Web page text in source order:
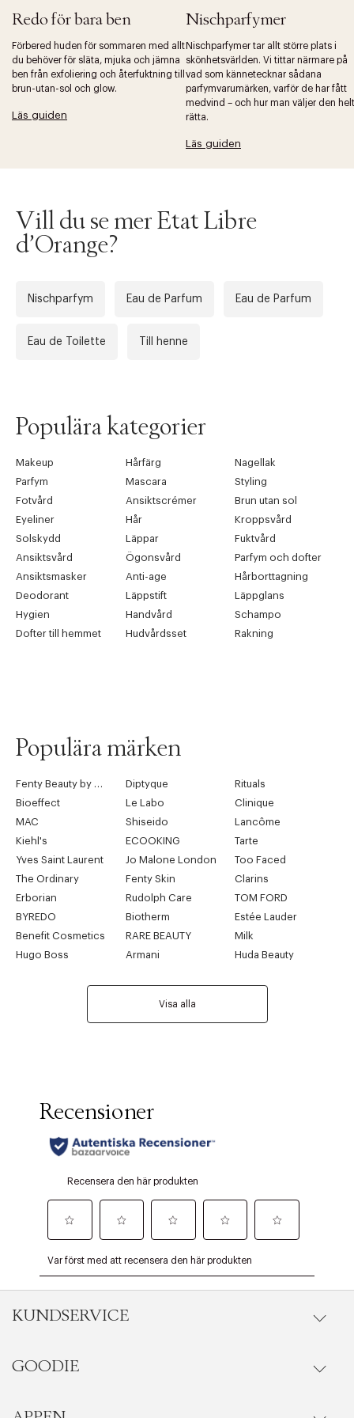
Redo för bara ben
Förbered huden för sommaren med allt
du behöver för släta, mjuka och jämna
ben från exfoliering och återfuktning till
brun-utan-sol och glow.
Läs guiden
Nischparfymer
Nischparfymer tar allt större plats i
skönhetsvärlden. Vi tittar närmare på
vad som kännetecknar sådana
parfymvarumärken, varför de har fått
medvind – och hur man väljer den helt
rätta.
Läs guiden
Tidigare
Vill du se mer Etat Libre
d’Orange?
Nischparfym Eau de Parfum Eau de Parfum
Eau de Toilette Till henne
Populära kategorier
Makeup Hårfärg
Nagellak
Parfym
Mascara
Styling
Fotvård
Ansiktscrémer
Brun utan sol
Eyeliner
Hår
Kroppsvård
Solskydd
Läppar
Fuktvård
Ansiktsvård
Ögonsvård
Parfym och dofter
Ansiktsmasker
Anti-age
Hårborttagning
Deodorant
Läppstift
Läppglans
Hygien
Handvård
Schampo
Dofter till hemmet
Hudvårdsset Rakning
Populära märken
Diptyque
Rituals
Bioeffect
Le Labo
Clinique
MAC
Shiseido
Lancôme
Kiehl's
ECOOKING
Tarte
Yves Saint Laurent
Jo Malone London
Too Faced
The Ordinary
Fenty Skin
Clarins
Erborian
Rudolph Care
TOM FORD
BYREDO
Biotherm
Estée Lauder
Benefit Cosmetics
RARE BEAUTY
Milk
Hugo Boss
Armani Huda Beauty
Visa alla
KUNDSERVICE
Onlineköp
Orderstatus
GOODIE